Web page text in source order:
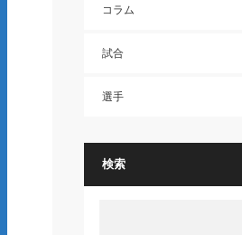
コラム
試合
選手
検索